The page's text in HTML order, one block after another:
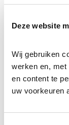
Deze website
Wij gebruiken
werken en,
en content te
uw voorkeuren
tegen krassen
via de